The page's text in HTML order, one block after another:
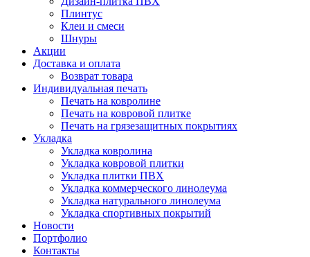
Плинтус
Клеи и смеси
Шнуры
Акции
Доставка и оплата
Возврат товара
Индивидуальная печать
Печать на ковролине
Печать на ковровой плитке
Печать на грязезащитных покрытиях
Укладка
Укладка ковролина
Укладка ковровой плитки
Укладка плитки ПВХ
Укладка коммерческого линолеума
Укладка натурального линолеума
Укладка спортивных покрытий
Новости
Портфолио
Контакты